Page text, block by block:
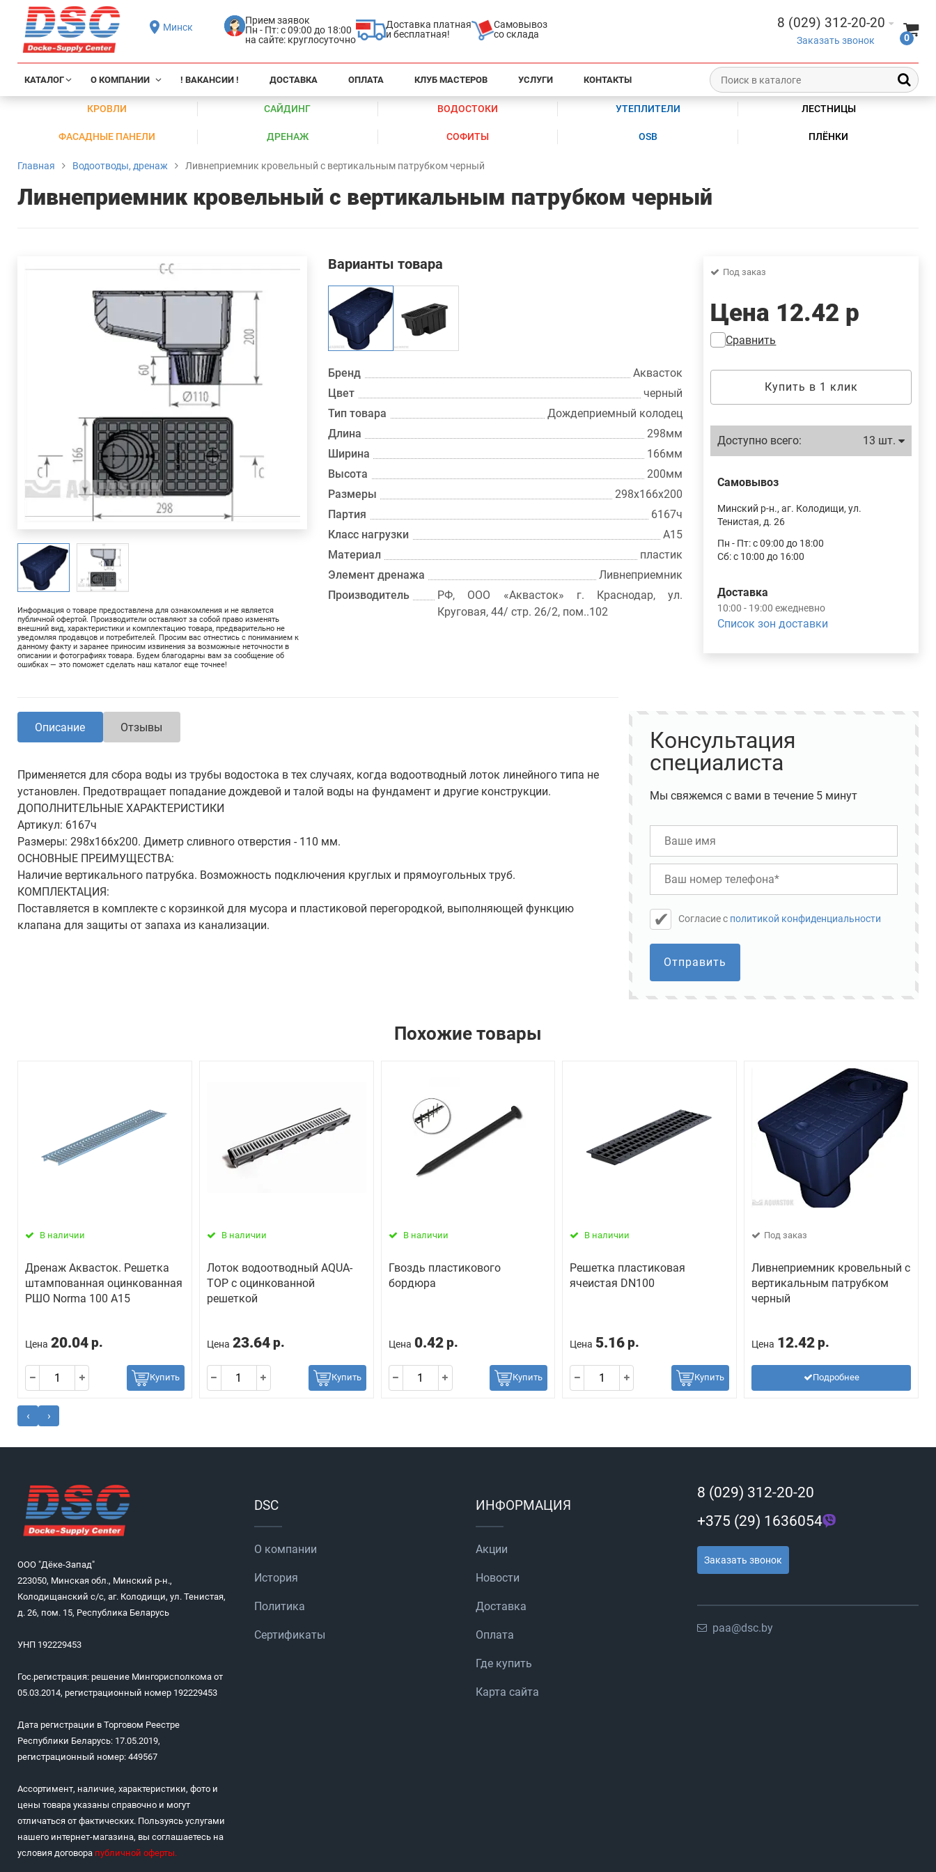
Минск
Прием заявок
Пн - Пт: с 09:00 до 18:00
на сайте: круглосуточно
Доставка платная
и бесплатная!
Самовывоз
со склада
8 (029) 312-20-20
Заказать звонок 0
КАТАЛОГ О КОМПАНИИ ! ВАКАНСИИ ! ДОСТАВКА ОПЛАТА КЛУБ МАСТЕРОВ УСЛУГИ КОНТАКТЫ
КРОВЛИ САЙДИНГ ВОДОСТОКИ УТЕПЛИТЕЛИ ЛЕСТНИЦЫ
ФАСАДНЫЕ ПАНЕЛИ ДРЕНАЖ СОФИТЫ OSB ПЛЁНКИ
Главная Водоотводы, дренаж Ливнеприемник кровельный с вертикальным патрубком черный
Ливнеприемник кровельный с вертикальным патрубком черный
Информация о товаре предоставлена для ознакомления и не является
публичной офертой. Производители оставляют за собой право изменять
внешний вид, характеристики и комплектацию товара, предварительно не
уведомляя продавцов и потребителей. Просим вас отнестись с пониманием к
данному факту и заранее приносим извинения за возможные неточности в
описании и фотографиях товара. Будем благодарны вам за сообщение об
ошибках — это поможет сделать наш каталог еще точнее!
Варианты товара
Бренд
Аквасток
Цвет
черный
Тип товара
Дождеприемный колодец
Длина
298мм
Ширина
166мм
Высота
200мм
Размеры
298х166х200
Партия
6167ч
Класс нагрузки
А15
Материал
пластик
Элемент дренажа
Ливнеприемник
Производитель
РФ, ООО «Аквасток» г. Краснодар, ул.
Круговая, 44/ стр. 26/2, пом..102
Под заказ
Цена 12.42 р
Сравнить
Купить в 1 клик
Доступно всего: 13 шт.
Самовывоз
Минский р-н., аг. Колодищи, ул.
Тенистая, д. 26
Пн - Пт: с 09:00 до 18:00
Сб: с 10:00 до 16:00
Доставка
10:00 - 19:00 ежедневно
Список зон доставки
Описание Отзывы
Применяется для сбора воды из трубы водостока в тех случаях, когда водоотводный лоток линейного типа не
установлен. Предотвращает попадание дождевой и талой воды на фундамент и другие конструкции.
ДОПОЛНИТЕЛЬНЫЕ ХАРАКТЕРИСТИКИ
Артикул: 6167ч
Размеры: 298х166х200. Диметр сливного отверстия - 110 мм.
ОСНОВНЫЕ ПРЕИМУЩЕСТВА:
Наличие вертикального патрубка. Возможность подключения круглых и прямоугольных труб.
КОМПЛЕКТАЦИЯ:
Поставляется в комплекте с корзинкой для мусора и пластиковой перегородкой, выполняющей функцию
клапана для защиты от запаха из канализации.
Консультация
специалиста
Мы свяжемся с вами в течение 5 минут
Cогласие с политикой конфиденциальности
Отправить
Похожие товары
В наличии
Дренаж Аквасток. Решетка
штампованная оцинкованная
РШО Norma 100 А15
Цена 20.04 р.
Купить
В наличии
Лоток водоотводный AQUA-
TOP с оцинкованной
решеткой
Цена 23.64 р.
Купить
В наличии
Гвоздь пластикового
бордюра
Цена 0.42 р.
Купить
В наличии
Решетка пластиковая
ячеистая DN100
Цена 5.16 р.
Купить
Под заказ
Ливнеприемник кровельный с
вертикальным патрубком
черный
Цена 12.42 р.
Подробнее
‹ ›
ООО "Дёке-Запад"
223050, Минская обл., Минский р-н.,
Колодищанский с/с, аг. Колодищи, ул. Тенистая,
д. 26, пом. 15, Республика Беларусь
УНП 192229453
Гос.регистрация: решение Мингорисполкома от
05.03.2014, регистрационный номер 192229453
Дата регистрации в Торговом Реестре
Республики Беларусь: 17.05.2019,
регистрационный номер: 449567
Ассортимент, наличие, характеристики, фото и
цены товара указаны справочно и могут
отличаться от фактических. Пользуясь услугами
нашего интернет-магазина, вы соглашаетесь на
условия договора публичной оферты.
DSC
О компании
История
Политика
Сертификаты
ИНФОРМАЦИЯ
Акции
Новости
Доставка
Оплата
Где купить
Карта сайта
8 (029) 312-20-20
+375 (29) 1636054
Заказать звонок
paa@dsc.by